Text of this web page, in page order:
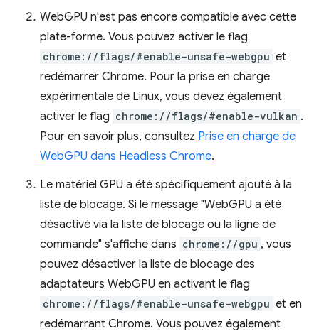
WebGPU n'est pas encore compatible avec cette
plate-forme. Vous pouvez activer le flag
chrome://flags/#enable-unsafe-webgpu et
redémarrer Chrome. Pour la prise en charge
expérimentale de Linux, vous devez également
activer le flag chrome://flags/#enable-vulkan .
Pour en savoir plus, consultez Prise en charge de
WebGPU dans Headless Chrome.
Le matériel GPU a été spécifiquement ajouté à la
liste de blocage. Si le message "WebGPU a été
désactivé via la liste de blocage ou la ligne de
commande" s'affiche dans chrome://gpu , vous
pouvez désactiver la liste de blocage des
adaptateurs WebGPU en activant le flag
chrome://flags/#enable-unsafe-webgpu et en
redémarrant Chrome. Vous pouvez également